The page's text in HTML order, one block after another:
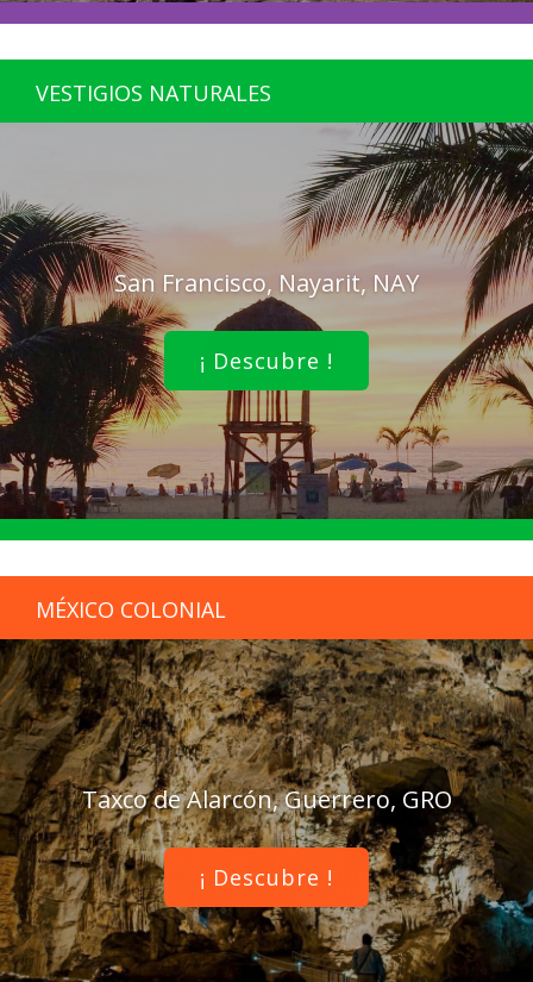
VESTIGIOS NATURALES
San Francisco, Nayarit, NAY
¡ Descubre !
MÉXICO COLONIAL
Taxco de Alarcón, Guerrero, GRO
¡ Descubre !